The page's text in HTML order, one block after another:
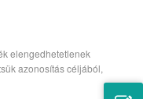
elengedhetetlenek
azonosítás céljából,